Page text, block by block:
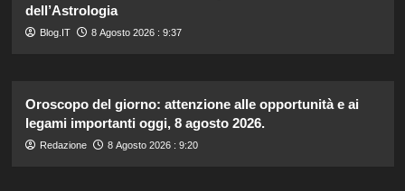
dell’Astrologia
Blog.IT 8 Agosto 2026 : 9:37
Oroscopo del giorno: attenzione alle opportunità e ai
legami importanti oggi, 8 agosto 2026.
Redazione 8 Agosto 2026 : 9:20